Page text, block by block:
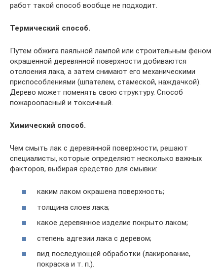
работ такой способ вообще не подходит.
Термический способ.
Путем обжига паяльной лампой или строительным феном
окрашенной деревянной поверхности добиваются
отслоения лака, а затем снимают его механическими
приспособлениями (шпателем, стамеской, наждачкой).
Дерево может поменять свою структуру. Способ
пожароопасный и токсичный.
Химический способ.
Чем смыть лак с деревянной поверхности, решают
специалисты, которые определяют несколько важных
факторов, выбирая средство для смывки:
каким лаком окрашена поверхность;
толщина слоев лака;
какое деревянное изделие покрыто лаком;
степень адгезии лака с деревом;
вид последующей обработки (лакирование,
покраска и т. п.).